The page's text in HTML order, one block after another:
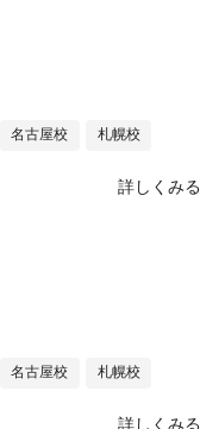
名古屋校 札幌校
詳しくみる
名古屋校 札幌校
詳しくみる